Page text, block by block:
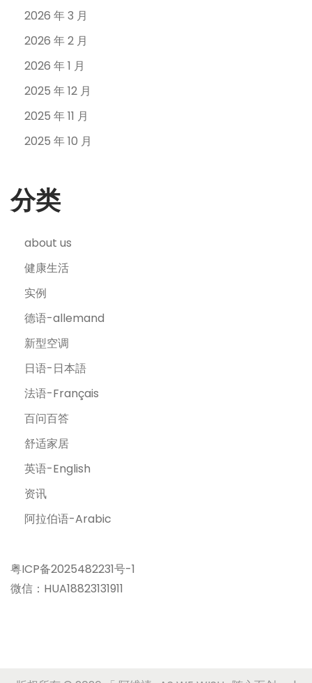
2026 年 3 月
2026 年 2 月
2026 年 1 月
2025 年 12 月
2025 年 11 月
2025 年 10 月
分类
about us
健康生活
实例
德语-allemand
新型空调
日语-日本語
法语-Français
百问百答
舒适家居
英语-English
资讯
阿拉伯语-Arabic
粤ICP备2025482231号-1
微信：HUA18823131911